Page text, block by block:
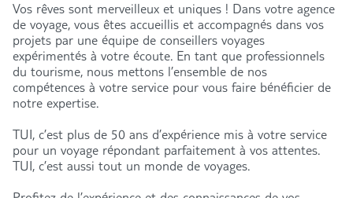
Vos rêves sont merveilleux et uniques ! Dans votre agence
de voyage, vous êtes accueillis et accompagnés dans vos
projets par une équipe de conseillers voyages
expérimentés à votre écoute. En tant que professionnels
du tourisme, nous mettons l’ensemble de nos
compétences à votre service pour vous faire bénéficier de
notre expertise.
TUI, c’est plus de 50 ans d’expérience mis à votre service
pour un voyage répondant parfaitement à vos attentes.
TUI, c’est aussi tout un monde de voyages.